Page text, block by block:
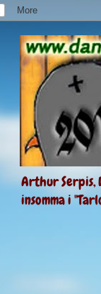
Arthur Serpis,
insomma i